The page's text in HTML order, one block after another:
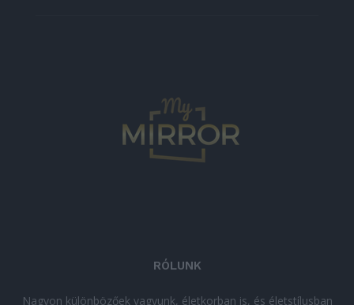
RÓLUNK
Nagyon különbözőek vagyunk, életkorban is, és életstílusban